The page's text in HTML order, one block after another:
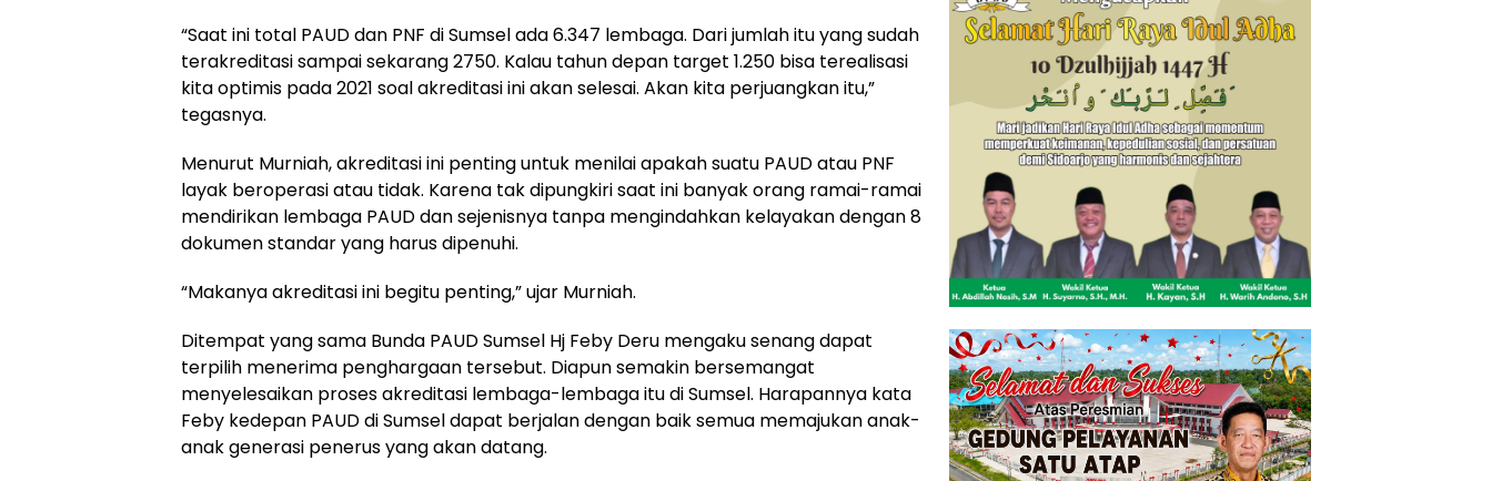
“Saat ini total PAUD dan PNF di Sumsel ada 6.347 lembaga. Dari jumlah itu yang sudah
terakreditasi sampai sekarang 2750. Kalau tahun depan target 1.250 bisa terealisasi
kita optimis pada 2021 soal akreditasi ini akan selesai. Akan kita perjuangkan itu,”
tegasnya.
Menurut Murniah, akreditasi ini penting untuk menilai apakah suatu PAUD atau PNF
layak beroperasi atau tidak. Karena tak dipungkiri saat ini banyak orang ramai-ramai
mendirikan lembaga PAUD dan sejenisnya tanpa mengindahkan kelayakan dengan 8
dokumen standar yang harus dipenuhi.
“Makanya akreditasi ini begitu penting,” ujar Murniah.
Ditempat yang sama Bunda PAUD Sumsel Hj Feby Deru mengaku senang dapat
terpilih menerima penghargaan tersebut. Diapun semakin bersemangat
menyelesaikan proses akreditasi lembaga-lembaga itu di Sumsel. Harapannya kata
Feby kedepan PAUD di Sumsel dapat berjalan dengan baik semua memajukan anak-
anak generasi penerus yang akan datang.